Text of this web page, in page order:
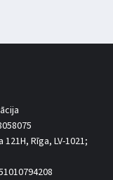
Rīga, LV-1021;